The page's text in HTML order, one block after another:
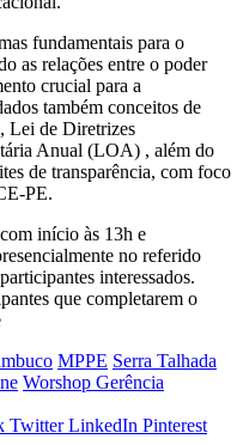
fundamentais para o
as relações entre o poder
crucial para a
também conceitos de
Lei de Diretrizes
Anual (LOA) , além do
de transparência, com foco
PE.
início às 13h e
no referido
interessados.
que completarem o
MPPE Serra Talhada
Worshop Gerência
Twitter LinkedIn Pinterest